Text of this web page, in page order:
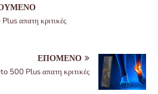
απατη κριτικές
ΕΠΌΜΕΝΟ
500 Plus απατη κριτικές